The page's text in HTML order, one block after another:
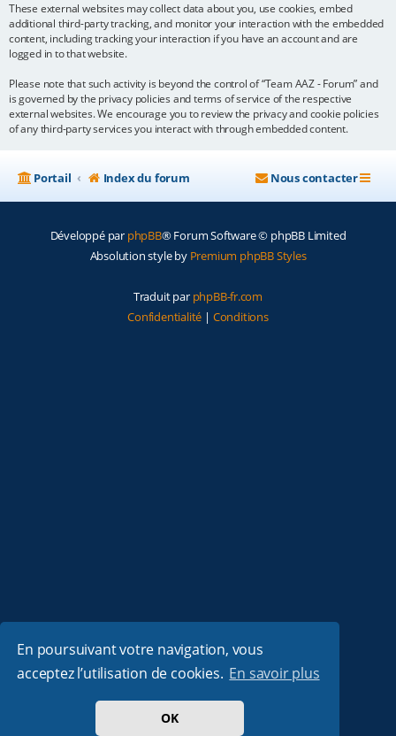
En poursuivant votre navigation, vous
acceptez l’utilisation de cookies. En savoir plus
OK
These external websites may collect data about you, use cookies, embed
additional third-party tracking, and monitor your interaction with the embedded
content, including tracking your interaction if you have an account and are
logged in to that website.
Please note that such activity is beyond the control of “Team AAZ - Forum” and
is governed by the privacy policies and terms of service of the respective
external websites. We encourage you to review the privacy and cookie policies
of any third-party services you interact with through embedded content.
Portail Index du forum Nous contacter
Développé par phpBB® Forum Software © phpBB Limited
Absolution style by Premium phpBB Styles
Traduit par phpBB-fr.com
Confidentialité | Conditions